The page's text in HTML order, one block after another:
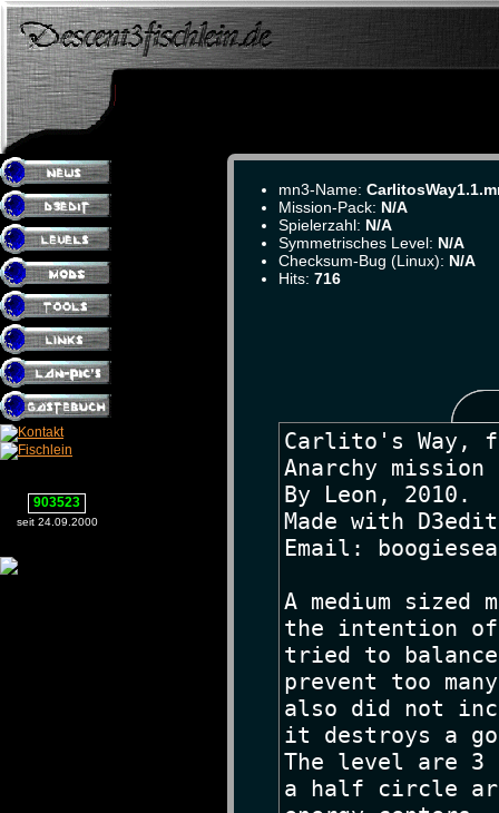
903523
seit 24.09.2000
mn3-Name:
Mission-Pack: N/A
Spielerzahl: N/A
Symmetrisches Level: N/A
Checksum-Bug (Linux): N/A
Hits: 716